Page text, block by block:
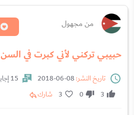
من مجهول
حبيبي تركني لأني كبرت في السن
تاريخ النشر:
15 إجابات
3
0
3 شارك